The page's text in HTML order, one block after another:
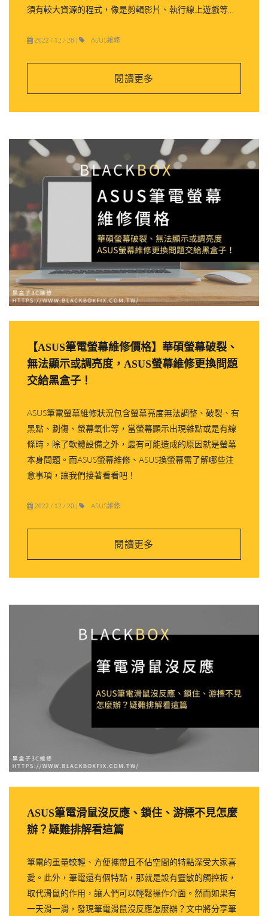
須有較大資源的程式，像是剪輯影片、執行線上遊戲等動
定溫度下系統也能較為順暢且穩定執行指定。ASUS筆電風
2022 / 12 / 28 ASUS維修
閱讀更多
【ASUS筆電螢幕維修價格】華碩螢幕破裂、
無法顯示或調亮度，ASUS螢幕維修更換問題
交給黑盒子！
ASUS筆電螢幕維修狀況包含螢幕亮度無法調整、破裂、有
黑點、劃傷、螢幕氧化等，當螢幕顯示出現雜點或是有線
條時，除了軟體設備之外，最有可能造成的原因就是螢幕
本身問題。而ASUS螢幕維修、ASUS換螢幕需了解哪些注
意事項，讓我們接著看看吧！
2022 / 12 / 20 | ASUS維修
閱讀更多
ASUS筆電滑鼠沒反應、鎖住、游標不見怎麼
辦？疑難排解看這篇
筆電的重量較輕、方便攜帶且不佔空間的特點深受大家喜
愛。此外，筆電還有個特點，那就是設有靈敏的觸控板，
取代滑鼠的作用，讓人們可以輕鬆操作介面。然而如果有
一天滑一滑，發現筆電滑鼠沒反應怎麼辦？文中將分享筆